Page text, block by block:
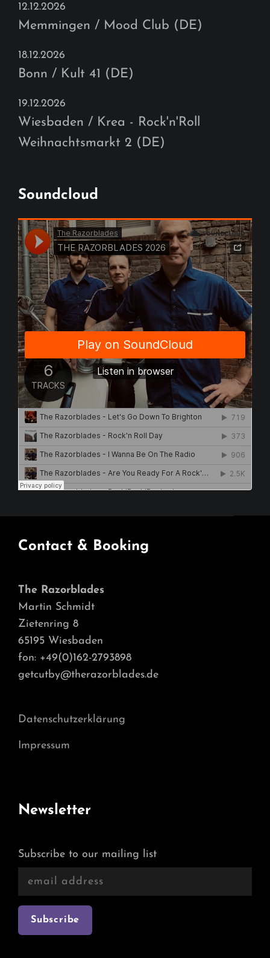
12.12.2026
Memmingen / Mood Club (DE)
18.12.2026
Bonn / Kult 41 (DE)
19.12.2026
Wiesbaden / Krea - Rock'n'Roll
Weihnachtsmarkt 2 (DE)
Soundcloud
Contact & Booking
The Razorblades
Martin Schmidt
Zietenring 8
65195 Wiesbaden
fon: +49(0)162-2793898
getcutby@therazorblades.de
Datenschutzerklärung
Impressum
Newsletter
Subscribe to our mailing list